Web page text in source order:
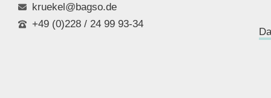
kruekel@bagso.de
+49 (0)228 / 24 99 93-34